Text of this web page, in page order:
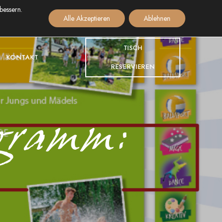
+49(0)8532 927 80 714
KONTAKT
TISCH
RESERVIEREN
Alle Akzeptieren
Ablehnen